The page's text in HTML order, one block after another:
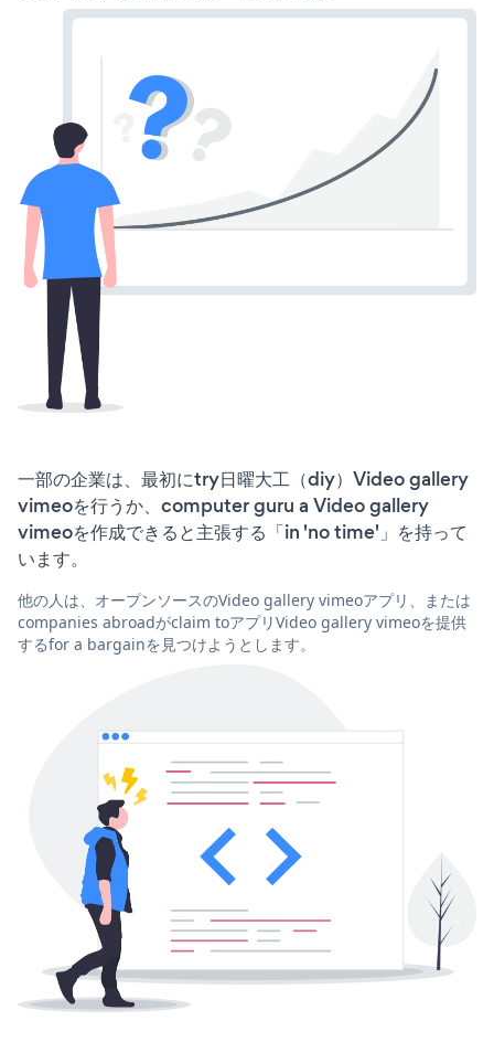
一部の企業は、最初にtry日曜大工（diy）Video gallery
vimeoを行うか、computer guru a Video gallery
vimeoを作成できると主張する「in 'no time'」を持って
います。
他の人は、オープンソースのVideo gallery vimeoアプリ、または
companies abroadがclaim toアプリVideo gallery vimeoを提供
するfor a bargainを見つけようとします。